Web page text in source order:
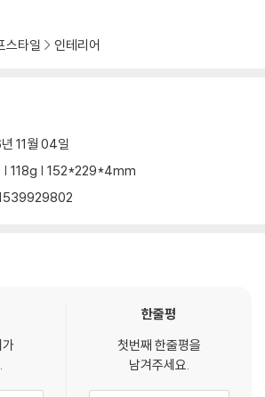
스타일 인테리어
11월 04일
| 118g | 152*229*4mm
가
한줄평
첫번째 한줄평을
남겨주세요.